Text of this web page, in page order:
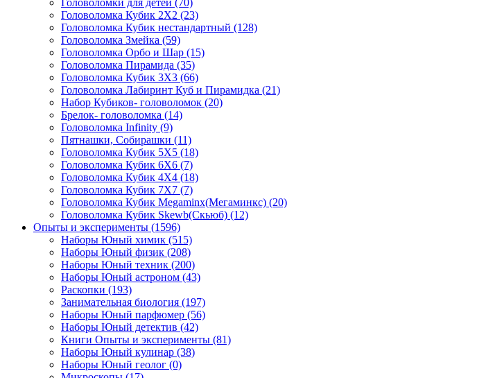
Головоломки для детей (70)
Головоломка Кубик 2Х2 (23)
Головоломка Кубик нестандартный (128)
Головоломка Змейка (59)
Головоломка Орбо и Шар (15)
Головоломка Пирамида (35)
Головоломка Кубик 3Х3 (66)
Головоломка Лабиринт Куб и Пирамидка (21)
Набор Кубиков- головоломок (20)
Брелок- головоломка (14)
Головоломка Infinity (9)
Пятнашки, Собирашки (11)
Головоломка Кубик 5Х5 (18)
Головоломка Кубик 6Х6 (7)
Головоломка Кубик 4Х4 (18)
Головоломка Кубик 7Х7 (7)
Головоломка Кубик Megaminx(Мегаминкс) (20)
Головоломка Кубик Skewb(Скьюб) (12)
Опыты и эксперименты (1596)
Наборы Юный химик (515)
Наборы Юный физик (208)
Наборы Юный техник (200)
Наборы Юный астроном (43)
Раскопки (193)
Занимательная биология (197)
Наборы Юный парфюмер (56)
Наборы Юный детектив (42)
Книги Опыты и эксперименты (81)
Наборы Юный кулинар (38)
Наборы Юный геолог (0)